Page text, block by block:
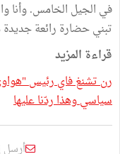
في الجيل الخامس. وأنا
تبني حضارة رائعة جديدة
قراءة المزيد
رن تشنغ فاي رئيس
سياسي وهذا ردّنا عليها